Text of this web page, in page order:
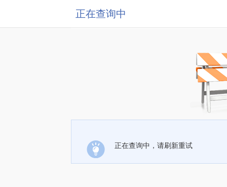
正在查询中
正在查询中，请刷新重试